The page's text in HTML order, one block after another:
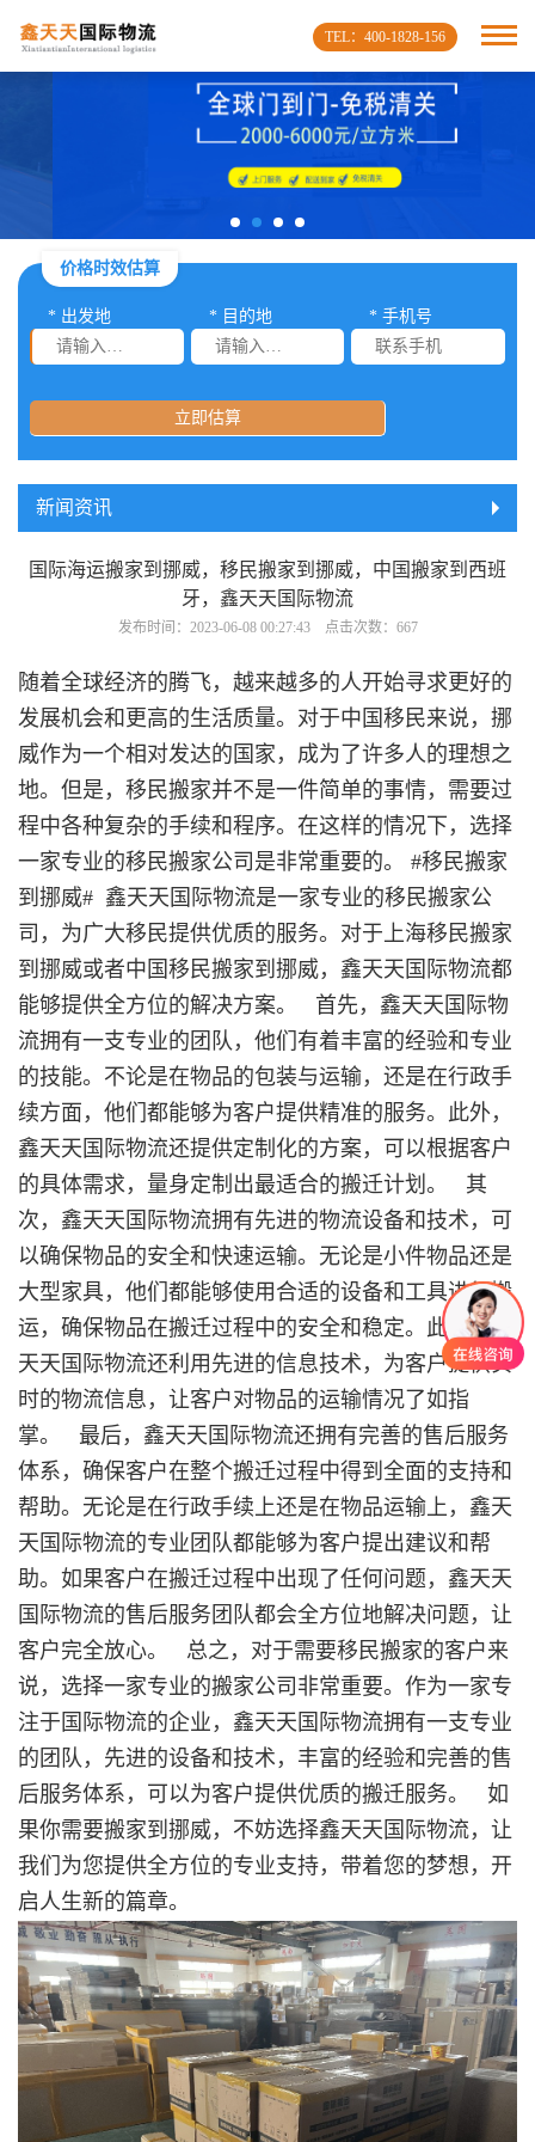
TEL：400-1828-156
价格时效估算
* 出发地 * 目的地 * 手机号
立即估算
新闻资讯
国际海运搬家到挪威，移民搬家到挪威，中国搬家到西班
牙，鑫天天国际物流
发布时间：2023-06-08 00:27:43 点击次数：667
随着全球经济的腾飞，越来越多的人开始寻求更好的
发展机会和更高的生活质量。对于中国移民来说，挪
威作为一个相对发达的国家，成为了许多人的理想之
地。但是，移民搬家并不是一件简单的事情，需要过
程中各种复杂的手续和程序。在这样的情况下，选择
一家专业的移民搬家公司是非常重要的。 #移民搬家
到挪威# 鑫天天国际物流是一家专业的移民搬家公
司，为广大移民提供优质的服务。对于上海移民搬家
到挪威或者中国移民搬家到挪威，鑫天天国际物流都
能够提供全方位的解决方案。 首先，鑫天天国际物
流拥有一支专业的团队，他们有着丰富的经验和专业
的技能。不论是在物品的包装与运输，还是在行政手
续方面，他们都能够为客户提供精准的服务。此外，
鑫天天国际物流还提供定制化的方案，可以根据客户
的具体需求，量身定制出最适合的搬迁计划。 其
次，鑫天天国际物流拥有先进的物流设备和技术，可
以确保物品的安全和快速运输。无论是小件物品还是
大型家具，他们都能够使用合适的设备和工具进行搬
运，确保物品在搬迁过程中的安全和稳定。此外，鑫
天天国际物流还利用先进的信息技术，为客户提供实
时的物流信息，让客户对物品的运输情况了如指
掌。 最后，鑫天天国际物流还拥有完善的售后服务
体系，确保客户在整个搬迁过程中得到全面的支持和
帮助。无论是在行政手续上还是在物品运输上，鑫天
天国际物流的专业团队都能够为客户提出建议和帮
助。如果客户在搬迁过程中出现了任何问题，鑫天天
国际物流的售后服务团队都会全方位地解决问题，让
客户完全放心。 总之，对于需要移民搬家的客户来
说，选择一家专业的搬家公司非常重要。作为一家专
注于国际物流的企业，鑫天天国际物流拥有一支专业
的团队，先进的设备和技术，丰富的经验和完善的售
后服务体系，可以为客户提供优质的搬迁服务。 如
果你需要搬家到挪威，不妨选择鑫天天国际物流，让
我们为您提供全方位的专业支持，带着您的梦想，开
启人生新的篇章。